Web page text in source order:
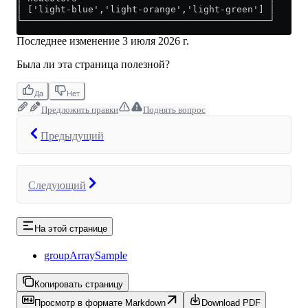
│ ['light-blue','light-orange','light-green'] │
└─────────────────────────────────────────────┘
Последнее изменение 3 июля 2026 г.
Была ли эта страница полезной?
Да Нет
Предложить правки Поднять вопрос
Предыдущий
Следующий
На этой странице
groupArraySample
Копировать страницу
Просмотр в формате Markdown
Download PDF